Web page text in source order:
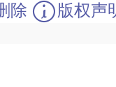
除 版权声